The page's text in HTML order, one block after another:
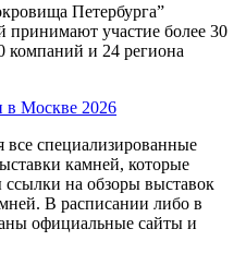
Петербурга”
принимают участие более 30
компаний и 24 региона
в Москве 2026
все специализированные
камней, которые
на обзоры выставок
В расписании либо в
официальные сайты и